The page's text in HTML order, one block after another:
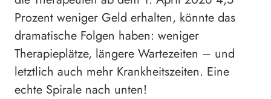
Prozent weniger Geld erhalten, könnte das
dramatische Folgen haben: weniger
Therapieplätze, längere Wartezeiten – und
letztlich auch mehr Krankheitszeiten. Eine
echte Spirale nach unten!